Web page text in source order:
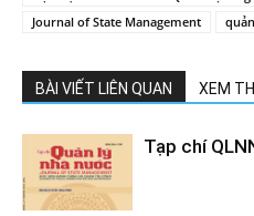
Journal of State Management
BÀI VIẾT LIÊN QUAN XEM
Tạp chí